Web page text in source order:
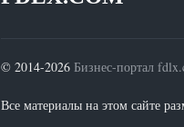
© 2014-2026 Бизнес-портал
Все материалы на этом сайте